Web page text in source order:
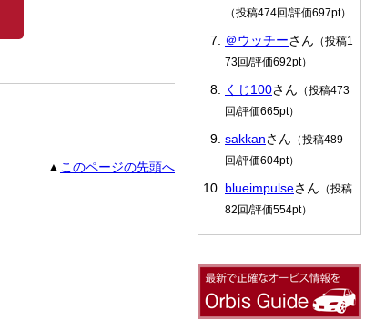
▲ このページの先頭へ
（投稿474回/評価697pt）
＠ウッチーさん （投稿1
73回/評価692pt）
くじ100さん （投稿473
回/評価665pt）
sakkanさん （投稿489
回/評価604pt）
blueimpulseさん （投稿
82回/評価554pt）